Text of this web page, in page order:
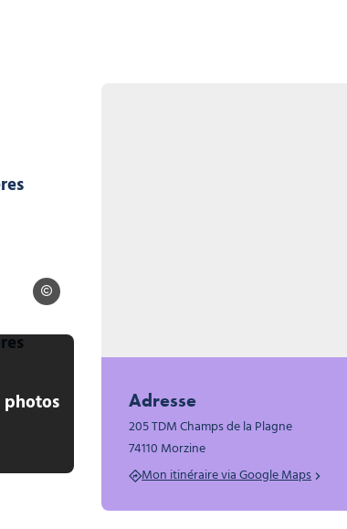
© Les Bruyeres
Les Bruyeres
© Les Bruyeres
Adresse
205 TDM Champs de la Plagne
74110 Morzine
Mon itinéraire via Google Maps